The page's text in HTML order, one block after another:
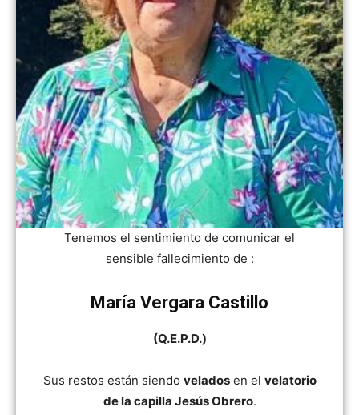
Tenemos el sentimiento de comunicar el
sensible fallecimiento de :
María Vergara Castillo
(Q.E.P.D.)
Sus restos están siendo veladosen el velatorio
de la capilla Jesús Obrero.